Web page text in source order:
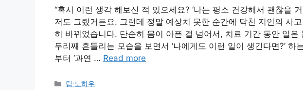
“혹시 이런 생각 해보신 적 있으세요? ‘나는 평소 건강해서 괜찮을 거
저도 그랬거든요. 그런데 정말 예상치 못한 순간에 닥친 지인의 사
히 바뀌었습니다. 단순히 몸이 아픈 걸 넘어서, 치료 기간 동안 일은
두리째 흔들리는 모습을 보면서 ‘나에게도 이런 일이 생긴다면?’ 하
부터 ‘과연 … Read more
Categories
팁·노하우